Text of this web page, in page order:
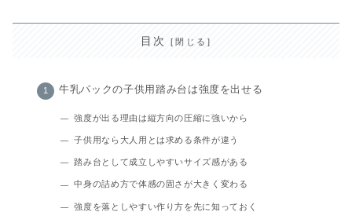
目次
牛乳パックの子供用踏み台は強度を出せる
強度が出る理由は縦方向の圧縮に強いから
子供用なら大人用とは求める条件が違う
踏み台として成立しやすいサイズ感がある
中身の詰め方で体感の固さが大きく変わる
強度を落としやすい作り方を先に知っておく